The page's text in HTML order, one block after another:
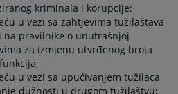
kriminala i korupcije;
u vezi sa zahtjevima tužilaštava
na pravilnike o unutrašnjoj
za izmjenu utvrđenog broja
u vezi sa upućivanjem tužilaca
dužnosti u drugom tužilaštvu;